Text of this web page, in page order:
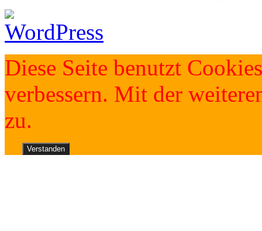
Diese Seite benutzt
verbessern. Mit der
zu.
Verstanden